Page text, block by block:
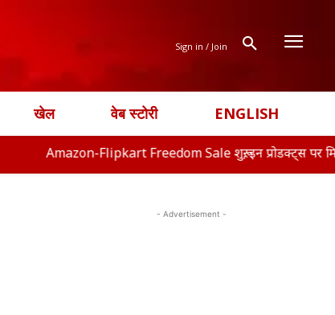
Sign in / Join
खेल वेब स्टोरी ENGLISH
Flipkart Freedom Sale शुरू, इन प्रोडक्ट्स पर मिल रहा बंपर
- Advertisement -